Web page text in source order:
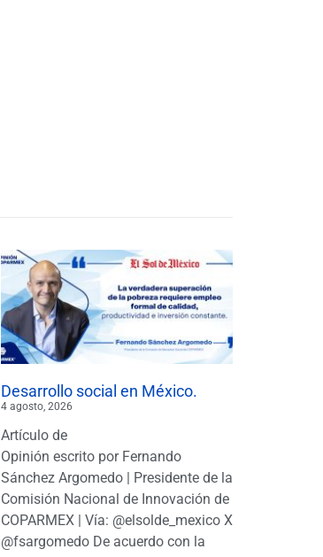
Desarrollo social en México.
4 agosto, 2026
Artículo de
Opinión escrito por Fernando
Sánchez Argomedo | Presidente de la
Comisión Nacional de Innovación de
COPARMEX | Vía: @elsolde_mexico X:
@fsargomedo De acuerdo con la